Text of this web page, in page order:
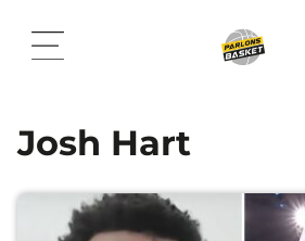
contenu
Josh Hart